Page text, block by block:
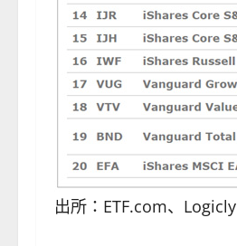
出所：ETF.com、Logicly